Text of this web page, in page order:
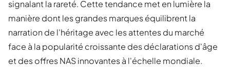
signalant la rareté. Cette tendance met en lumière la
manière dont les grandes marques équilibrent la
narration de l'héritage avec les attentes du marché
face à la popularité croissante des déclarations d'âge
et des offres NAS innovantes à l'échelle mondiale.